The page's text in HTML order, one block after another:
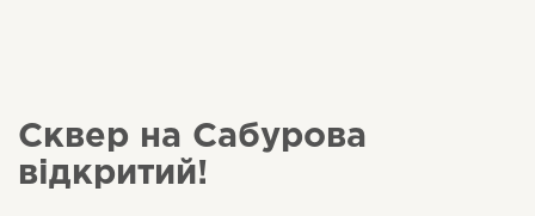
Сквер на Сабурова
відкритий!